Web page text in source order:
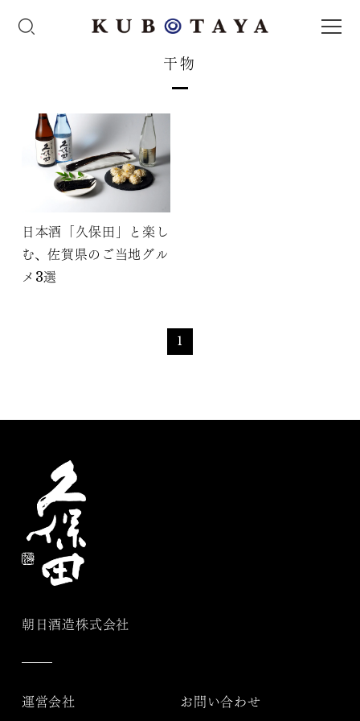
干物
日本酒「久保田」と楽し
む、佐賀県のご当地グル
メ3選
1
朝日酒造株式会社
運営会社 お問い合わせ